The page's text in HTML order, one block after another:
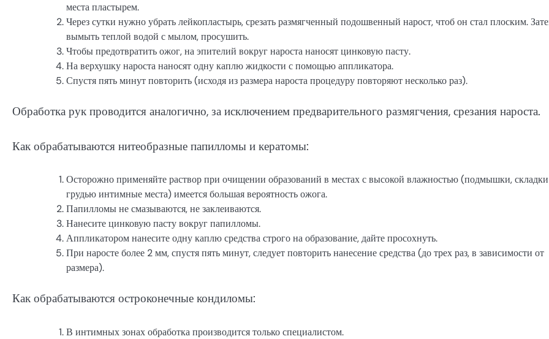
места пластырем.
Через сутки нужно убрать лейкопластырь, срезать размягченный подошвенный нарост, чтоб он стал плоским.
вымыть теплой водой с мылом, просушить.
Чтобы предотвратить ожог, на эпителий вокруг нароста наносят цинковую пасту.
На верхушку нароста наносят одну каплю жидкости с помощью аппликатора.
Спустя пять минут повторить (исходя из размера нароста процедуру повторяют несколько раз).
Обработка рук проводится аналогично, за исключением предварительного размягчения, срезания нароста.
Как обрабатываются нитеобразные папилломы и кератомы:
Осторожно применяйте раствор при очищении образований в местах с высокой влажностью (подмышки,
грудью интимные места) имеется большая вероятность ожога.
Папилломы не смазываются, не заклеиваются.
Нанесите цинковую пасту вокруг папилломы.
Аппликатором нанесите одну каплю средства строго на образование, дайте просохнуть.
При наросте более 2 мм, спустя пять минут, следует повторить нанесение средства (до трех раз, в зависимости от
размера).
Как обрабатываются остроконечные кондиломы:
В интимных зонах обработка производится только специалистом.